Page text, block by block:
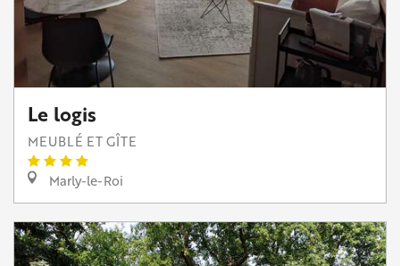
Le logis
MEUBLÉ ET GÎTE
Marly-le-Roi